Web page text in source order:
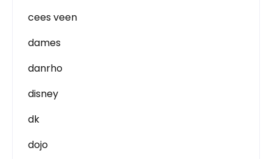
cees veen
dames
danrho
disney
dk
dojo